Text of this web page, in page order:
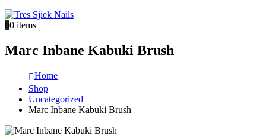
00 items
Marc Inbane Kabuki Brush
Home
Shop
Uncategorized
Marc Inbane Kabuki Brush